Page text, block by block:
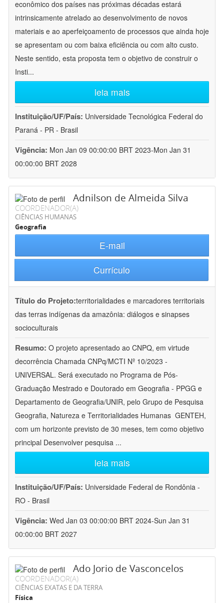
econômico dos países nas próximas décadas estará
intrinsicamente atrelado ao desenvolvimento de novos
materiais e ao aperfeiçoamento de processos que ainda hoje
se apresentam ou com baixa eficiência ou com alto custo.
Neste sentido, esta proposta tem o objetivo de construir o
Insti...
leia mais
Instituição/UF/País: Universidade Tecnológica Federal do
Paraná - PR - Brasil
Vigência: Mon Jan 09 00:00:00 BRT 2023-Mon Jan 31
00:00:00 BRT 2028
Adnilson de Almeida Silva
COORDENADOR(A)
CIÊNCIAS HUMANAS
Geografia
E-mail
Currículo
Título do Projeto:territorialidades e marcadores territoriais
das terras indígenas da amazônia: diálogos e sinapses
socioculturais
Resumo: O projeto apresentado ao CNPQ, em virtude
decorrência Chamada CNPq/MCTI Nº 10/2023 -
UNIVERSAL. Será executado no Programa de Pós-
Graduação Mestrado e Doutorado em Geografia - PPGG e
Departamento de Geografia/UNIR, pelo Grupo de Pesquisa
Geografia, Natureza e Territorialidades Humanas  GENTEH,
com um horizonte previsto de 30 meses, tem como objetivo
principal Desenvolver pesquisa ...
leia mais
Instituição/UF/País: Universidade Federal de Rondônia -
RO - Brasil
Vigência: Wed Jan 03 00:00:00 BRT 2024-Sun Jan 31
00:00:00 BRT 2027
Ado Jorio de Vasconcelos
COORDENADOR(A)
CIÊNCIAS EXATAS E DA TERRA
Física